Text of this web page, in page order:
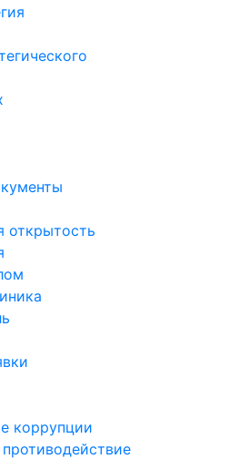
открытость
коррупции